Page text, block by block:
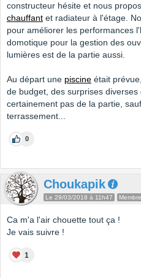
constructeur hésite et nous
chauffant et radiateur à l'étage.
pour améliorer les performances
domotique pour la gestion des
lumières est de la partie aussi.
Au départ une piscine était
de budget, des surprises
certainement pas de la partie,
terrassement...
0
Choukapik
Le 29/03/2018 à 11h47
Ca m'a l'air chouette tout ça !
Je vais suivre !
1